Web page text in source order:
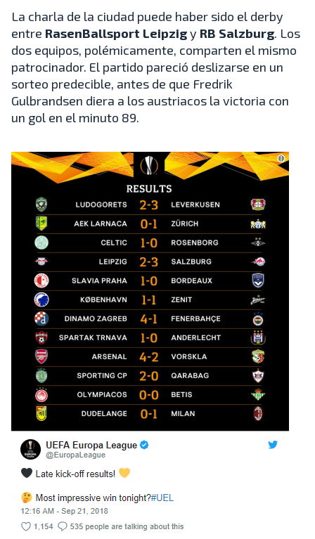
La charla de la ciudad puede haber sido el derby
entre RasenBallsport Leipzigy RB Salzburg. Los
dos equipos, polémicamente, comparten el mismo
patrocinador. El partido pareció deslizarse en un
sorteo predecible, antes de que Fredrik
Gulbrandsen diera a los austriacos la victoria con
un gol en el minuto 89.